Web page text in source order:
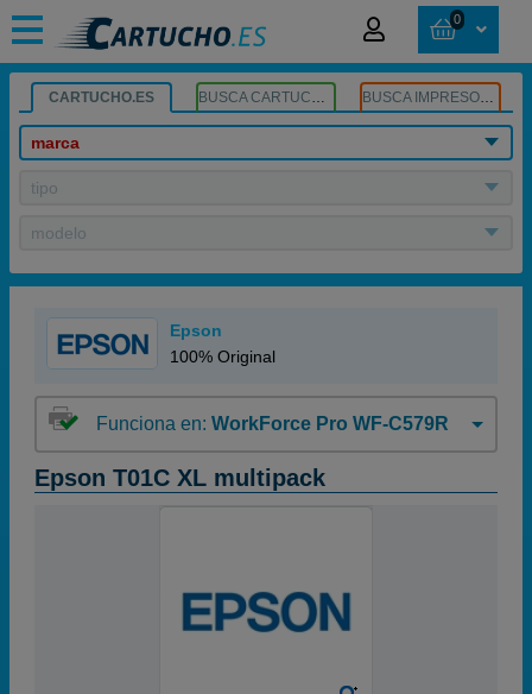
0
CARTUCHO.ES BUSCA CARTUCHOS BUSCA IMPRESORA
marca
tipo
modelo
Epson
100% Original
Funciona en: WorkForce Pro WF-C579R
Epson T01C XL multipack